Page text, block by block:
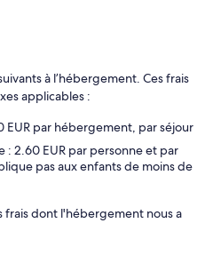
à l’hébergement. Ces frais
applicables :
par hébergement, par séjour
: 2.60 EUR par personne et par
pas aux enfants de moins de
frais dont l'hébergement nous a